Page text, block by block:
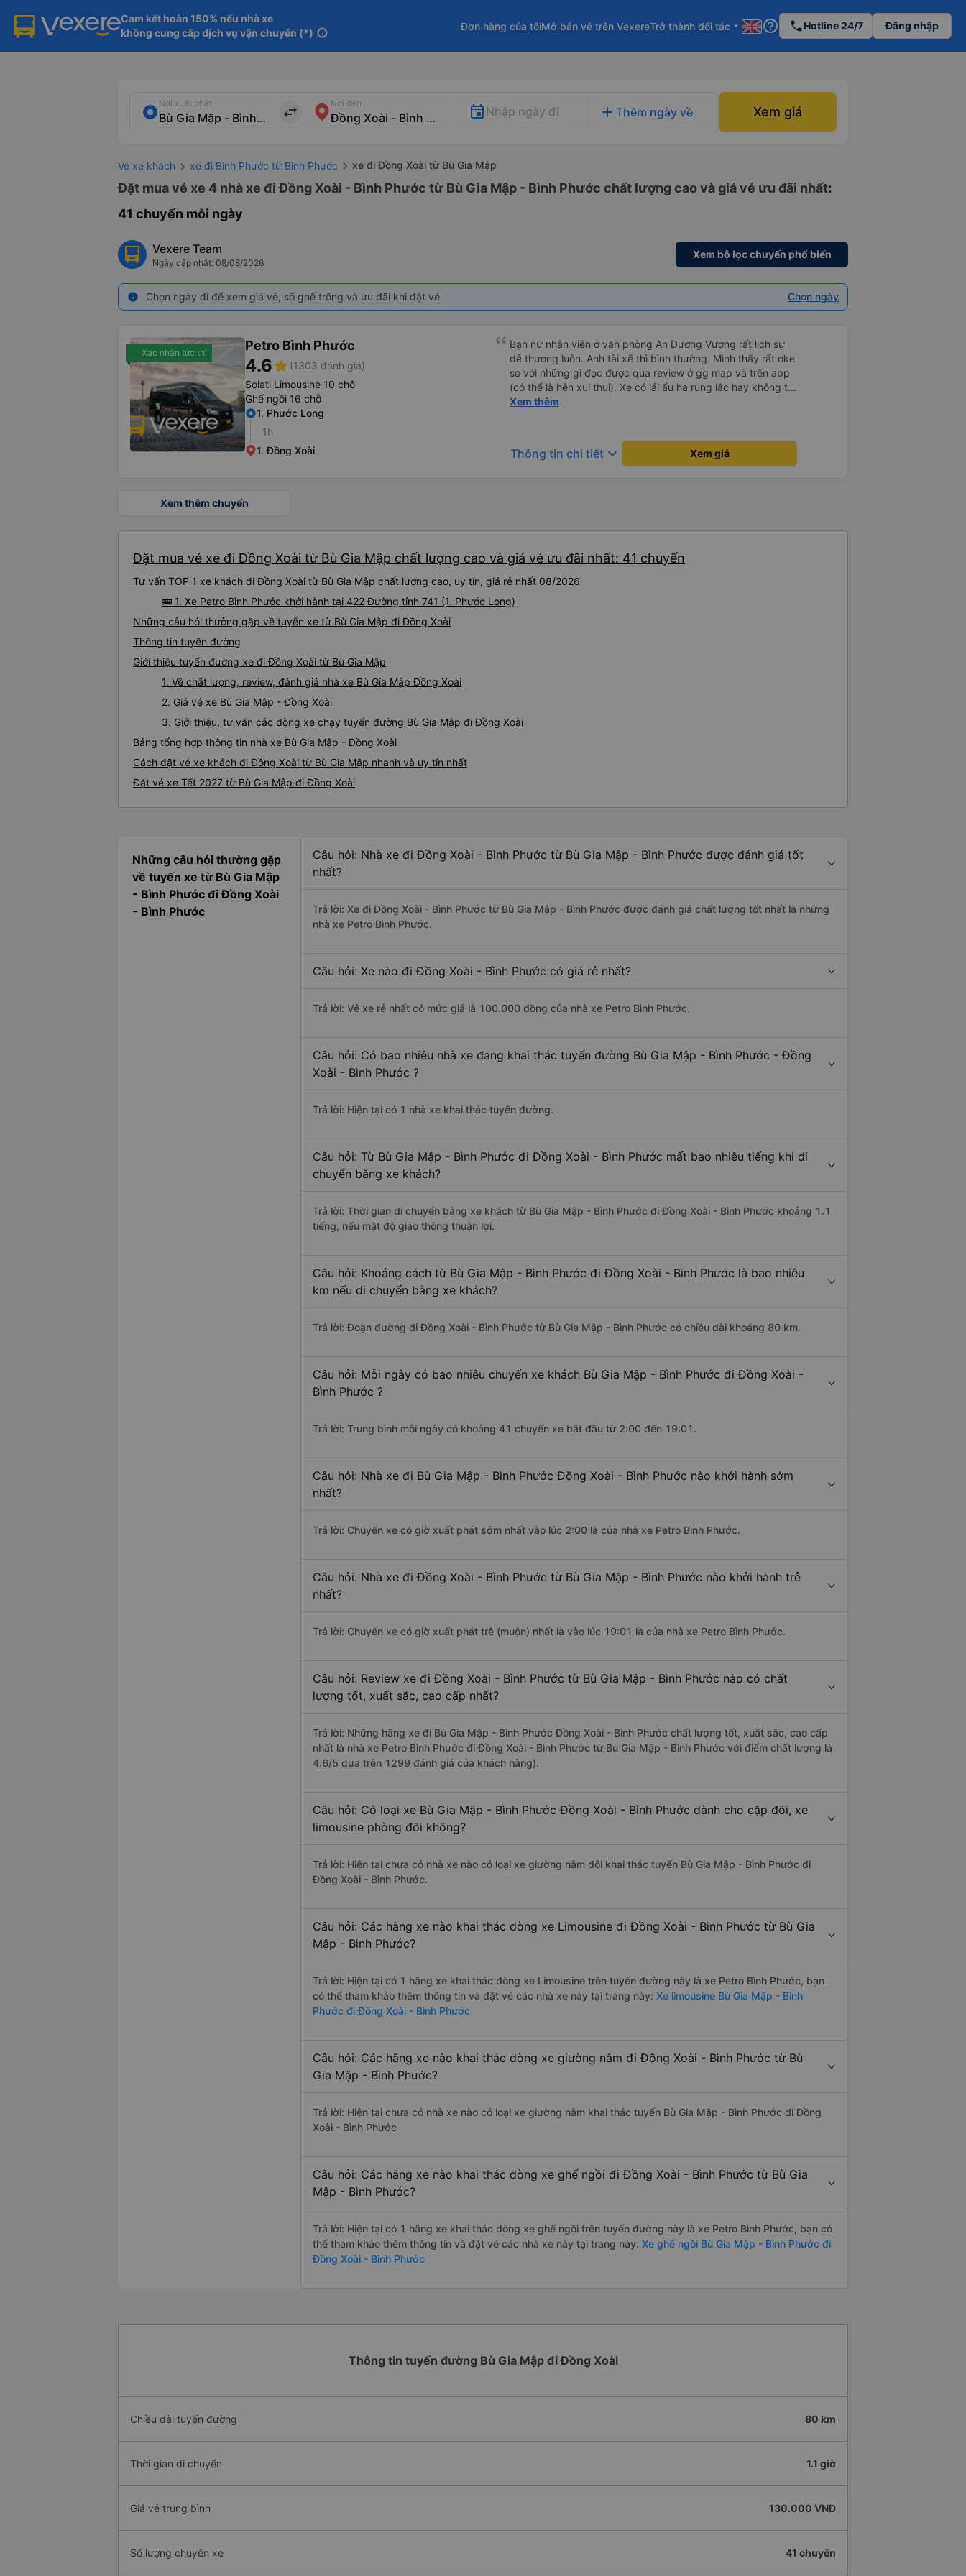
Cam kết hoàn 150% nếu nhà xe
không cung cấp dịch vụ vận chuyển (*) info
Đơn hàng của tôiMở bán vé trên VexereTrở thành đối tác arrow_drop_down help_outline phoneHotline 24/7 Đăng nhập
Nơi xuất phát
import_export
Nơi đến
Nhập ngày đi add Thêm ngày về Xem giá
Vé xe khách xe đi Bình Phước từ Bình Phước xe đi Đồng Xoài từ Bù Gia Mập
Đặt mua vé xe 4 nhà xe đi Đồng Xoài - Bình Phước từ Bù Gia Mập - Bình Phước chất lượng cao và giá vé ưu đãi nhất:
41 chuyến mỗi ngày
Vexere Team
Ngày cập nhật: 08/08/2026
Xem bộ lọc chuyến phổ biến
info Chọn ngày đi để xem giá vé, số ghế trống và ưu đãi khi đặt vé Chọn ngày
Xác nhận tức thì Petro Bình Phước
4.6star (1303 đánh giá)
Solati Limousine 10 chỗ
Ghế ngồi 16 chỗ
1. Phước Long
1h
1. Đồng Xoài
Bạn nữ nhân viên ở văn phòng An Dương Vương rất lịch sự
dễ thương luôn. Anh tài xế thì bình thường. Mình thấy rất oke
so với những gì đọc được qua review ở gg map và trên app
(có thể là hên xui thui). Xe có lái ẩu ha rung lắc hay không thì
cũng ko rõ tại mình say xe nên ngủ ko à
Xem thêm
Thông tin chi tiết keyboard_arrow_down Xem giá
Xem thêm chuyến
Đặt mua vé xe đi Đồng Xoài từ Bù Gia Mập chất lượng cao và giá vé ưu đãi nhất: 41 chuyến
Tư vấn TOP 1 xe khách đi Đồng Xoài từ Bù Gia Mập chất lượng cao, uy tín, giá rẻ nhất 08/2026
🚌 1. Xe Petro Bình Phước khởi hành tại 422 Đường tỉnh 741 (1. Phước Long)
Những câu hỏi thường gặp về tuyến xe từ Bù Gia Mập đi Đồng Xoài
Thông tin tuyến đường
Giới thiệu tuyến đường xe đi Đồng Xoài từ Bù Gia Mập
1. Về chất lượng, review, đánh giá nhà xe Bù Gia Mập Đồng Xoài
2. Giá vé xe Bù Gia Mập - Đồng Xoài
3. Giới thiệu, tư vấn các dòng xe chạy tuyến đường Bù Gia Mập đi Đồng Xoài
Bảng tổng hợp thông tin nhà xe Bù Gia Mập - Đồng Xoài
Cách đặt vé xe khách đi Đồng Xoài từ Bù Gia Mập nhanh và uy tín nhất
Đặt vé xe Tết 2027 từ Bù Gia Mập đi Đồng Xoài
Những câu hỏi thường gặp
về tuyến xe từ Bù Gia Mập
- Bình Phước đi Đồng Xoài
- Bình Phước
Câu hỏi: Nhà xe đi Đồng Xoài - Bình Phước từ Bù Gia Mập - Bình Phước được đánh giá tốt
nhất?
Trả lời: Xe đi Đồng Xoài - Bình Phước từ Bù Gia Mập - Bình Phước được đánh giá chất lượng tốt nhất là những
nhà xe Petro Bình Phước.
Câu hỏi: Xe nào đi Đồng Xoài - Bình Phước có giá rẻ nhất?
Trả lời: Vé xe rẻ nhất có mức giá là 100.000 đồng của nhà xe Petro Bình Phước.
Câu hỏi: Có bao nhiêu nhà xe đang khai thác tuyến đường Bù Gia Mập - Bình Phước - Đồng
Xoài - Bình Phước ?
Trả lời: Hiện tại có 1 nhà xe khai thác tuyến đường.
Câu hỏi: Từ Bù Gia Mập - Bình Phước đi Đồng Xoài - Bình Phước mất bao nhiêu tiếng khi di
chuyển bằng xe khách?
Trả lời: Thời gian di chuyển bằng xe khách từ Bù Gia Mập - Bình Phước đi Đồng Xoài - Bình Phước khoảng 1.1
tiếng, nếu mật độ giao thông thuận lợi.
Câu hỏi: Khoảng cách từ Bù Gia Mập - Bình Phước đi Đồng Xoài - Bình Phước là bao nhiêu
km nếu di chuyển bằng xe khách?
Trả lời: Đoạn đường đi Đồng Xoài - Bình Phước từ Bù Gia Mập - Bình Phước có chiều dài khoảng 80 km.
Câu hỏi: Mỗi ngày có bao nhiêu chuyến xe khách Bù Gia Mập - Bình Phước đi Đồng Xoài -
Bình Phước ?
Trả lời: Trung bình mỗi ngày có khoảng 41 chuyến xe bắt đầu từ 2:00 đến 19:01.
Câu hỏi: Nhà xe đi Bù Gia Mập - Bình Phước Đồng Xoài - Bình Phước nào khởi hành sớm
nhất?
Trả lời: Chuyến xe có giờ xuất phát sớm nhất vào lúc 2:00 là của nhà xe Petro Bình Phước.
Câu hỏi: Nhà xe đi Đồng Xoài - Bình Phước từ Bù Gia Mập - Bình Phước nào khởi hành trễ
nhất?
Trả lời: Chuyến xe có giờ xuất phát trễ (muộn) nhất là vào lúc 19:01 là của nhà xe Petro Bình Phước.
Câu hỏi: Review xe đi Đồng Xoài - Bình Phước từ Bù Gia Mập - Bình Phước nào có chất
lượng tốt, xuất sắc, cao cấp nhất?
Trả lời: Những hãng xe đi Bù Gia Mập - Bình Phước Đồng Xoài - Bình Phước chất lượng tốt, xuất sắc, cao cấp
nhất là nhà xe Petro Bình Phước đi Đồng Xoài - Bình Phước từ Bù Gia Mập - Bình Phước với điểm chất lượng là
4.6/5 dựa trên 1299 đánh giá của khách hàng).
Câu hỏi: Có loại xe Bù Gia Mập - Bình Phước Đồng Xoài - Bình Phước dành cho cặp đôi, xe
limousine phòng đôi không?
Trả lời: Hiện tại chưa có nhà xe nào có loại xe giường nằm đôi khai thác tuyến Bù Gia Mập - Bình Phước đi
Đồng Xoài - Bình Phước.
Câu hỏi: Các hãng xe nào khai thác dòng xe Limousine đi Đồng Xoài - Bình Phước từ Bù Gia
Mập - Bình Phước?
Trả lời: Hiện tại có 1 hãng xe khai thác dòng xe Limousine trên tuyến đường này là xe Petro Bình Phước, bạn
có thể tham khảo thêm thông tin và đặt vé các nhà xe này tại trang này: Xe limousine Bù Gia Mập - Bình
Phước đi Đồng Xoài - Bình Phước
Câu hỏi: Các hãng xe nào khai thác dòng xe giường nằm đi Đồng Xoài - Bình Phước từ Bù
Gia Mập - Bình Phước?
Trả lời: Hiện tại chưa có nhà xe nào có loại xe giường nằm khai thác tuyến Bù Gia Mập - Bình Phước đi Đồng
Xoài - Bình Phước
Câu hỏi: Các hãng xe nào khai thác dòng xe ghế ngồi đi Đồng Xoài - Bình Phước từ Bù Gia
Mập - Bình Phước?
Trả lời: Hiện tại có 1 hãng xe khai thác dòng xe ghế ngồi trên tuyến đường này là xe Petro Bình Phước, bạn có
thể tham khảo thêm thông tin và đặt vé các nhà xe này tại trang này: Xe ghế ngồi Bù Gia Mập - Bình Phước đi
Đồng Xoài - Bình Phước
Thông tin tuyến đường Bù Gia Mập đi Đồng Xoài
Chiều dài tuyến đường 80 km
Thời gian di chuyển 1.1 giờ
Giá vé trung bình 130.000 VNĐ
Số lượng chuyến xe 41 chuyến